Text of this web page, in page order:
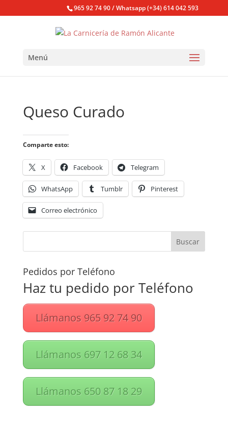
965 92 74 90 / Whatsapp (+34) 614 042 593
Menú
Queso Curado
Comparte esto:
X Facebook Telegram
WhatsApp Tumblr Pinterest
Correo electrónico
Pedidos por Teléfono
Haz tu pedido por Teléfono
Llámanos 965 92 74 90
Llámanos 697 12 68 34
Llámanos 650 87 18 29